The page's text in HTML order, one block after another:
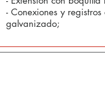
- Conexiones y
galvanizado;